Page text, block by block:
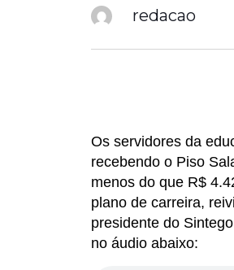
redacao
Os servidores da
recebendo o Piso
menos do que R$
plano de carreira,
presidente do
no áudio abaixo: